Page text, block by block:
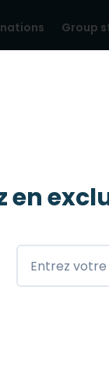
Group
et de soleil ?
travel
recense
en